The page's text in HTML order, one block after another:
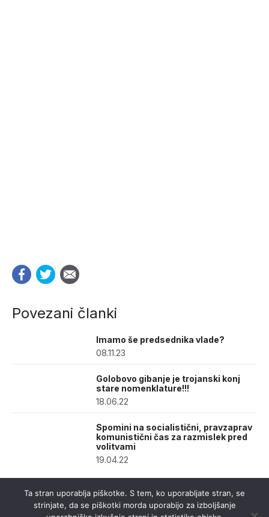
Povezani članki
Imamo še predsednika vlade?
08.11.23
Golobovo gibanje je trojanski konj
stare nomenklature!!!
18.06.22
Spomini na socialistični, pravzaprav
komunistični čas za razmislek pred
volitvami
19.04.22
Ta stran uporablja piškotke. S tem, ko uporabljate stran, se
strinjate, da se piškotki morda uporabijo za izboljšanje